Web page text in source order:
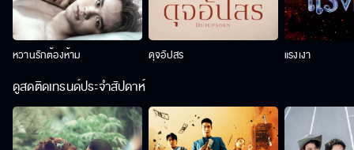
หวานรักต้องห้าม ดุจอัปสร แรงเงา
ดูสดติดเทรนด์ประจำสัปดาห์